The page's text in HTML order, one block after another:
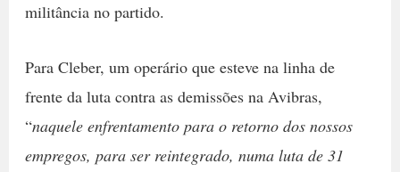
militância no partido.
Para Cleber, um operário que esteve na linha de
frente da luta contra as demissões na Avibras,
“naquele enfrentamento para o retorno dos nossos
empregos, para ser reintegrado, numa luta de 31